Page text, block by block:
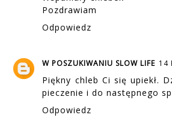
Pozdrawiam
Odpowiedz
W POSZUKIWANIU SLOW LIFE 14
Piękny chleb Ci się upiekł.
pieczenie i do następnego
Odpowiedz